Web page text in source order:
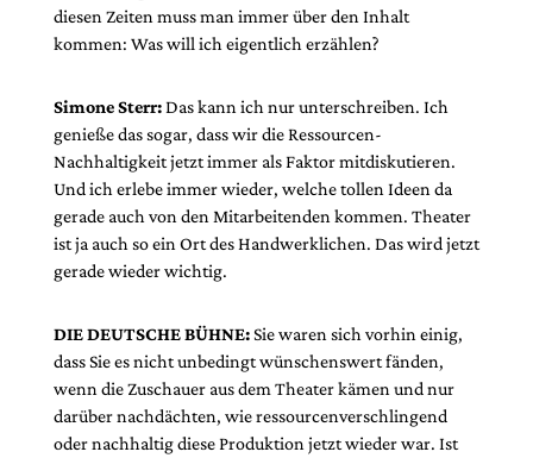
diesen Zeiten muss man immer über den Inhalt
kommen: Was will ich eigentlich erzählen?
Simone Sterr:Das kann ich nur unterschreiben. Ich
genieße das sogar, dass wir die Ressourcen-
Nachhaltigkeit jetzt immer als Faktor mitdiskutieren.
Und ich erlebe immer wieder, welche tollen Ideen da
gerade auch von den Mitarbeitenden kommen. Theater
ist ja auch so ein Ort des Handwerklichen. Das wird jetzt
gerade wieder wichtig.
DIE DEUTSCHE BÜHNE:Sie waren sich vorhin einig,
dass Sie es nicht unbedingt wünschenswert fänden,
wenn die Zuschauer aus dem Theater kämen und nur
da­rüber nachdächten, wie ressourcenverschlingend
oder nachhaltig diese Produktion jetzt wieder war. Ist